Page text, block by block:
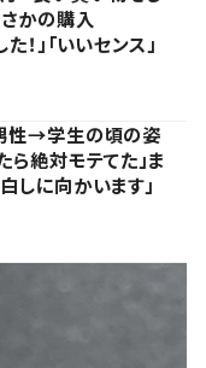
かの購入
」「いいセンス」
性→学生の頃の姿
絶対モテてた」ま
しに向かいます」